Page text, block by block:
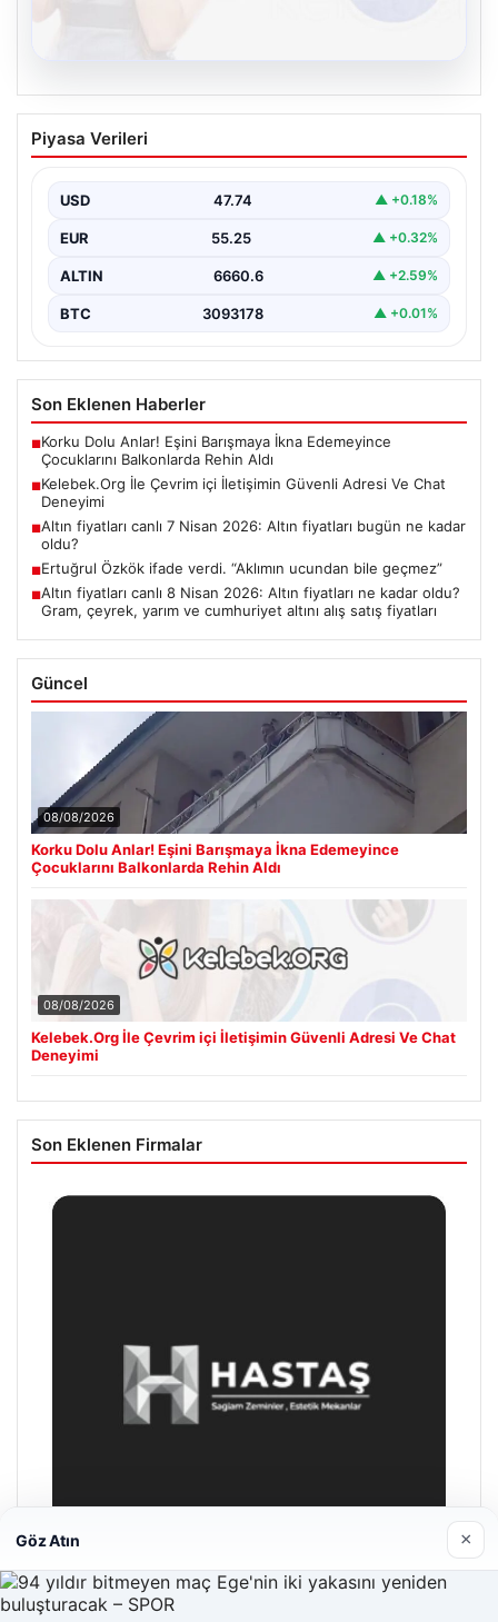
Kelebek.Org İle Çevrim içi İletişimin
Güvenli Adresi Ve Chat Deneyimi
kurması büyük bir hassasiyet ifade etmektedir.
Güncel…
Piyasa Verileri
USD 47.74 ▲ +0.18%
EUR 55.25 ▲ +0.32%
ALTIN 6660.6 ▲ +2.59%
BTC 3093178 ▲ +0.01%
Son Eklenen Haberler
■Korku Dolu Anlar! Eşini Barışmaya İkna Edemeyince
Çocuklarını Balkonlarda Rehin Aldı
■Kelebek.Org İle Çevrim içi İletişimin Güvenli Adresi Ve Chat
Deneyimi
■Altın fiyatları canlı 7 Nisan 2026: Altın fiyatları bugün ne kadar
oldu?
■Ertuğrul Özkök ifade verdi. “Aklımın ucundan bile geçmez”
■Altın fiyatları canlı 8 Nisan 2026: Altın fiyatları ne kadar oldu?
Gram, çeyrek, yarım ve cumhuriyet altını alış satış fiyatları
Güncel
08/08/2026
Korku Dolu Anlar! Eşini Barışmaya İkna Edemeyince
Çocuklarını Balkonlarda Rehin Aldı
08/08/2026
Kelebek.Org İle Çevrim içi İletişimin Güvenli Adresi Ve Chat
Deneyimi
Son Eklenen Firmalar
Göz Atın ×